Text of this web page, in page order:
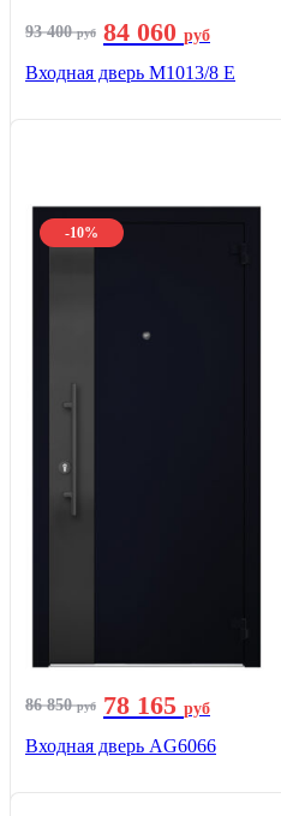
93 400руб 84 060 руб
Входная дверь М1013/8 E
-10%
86 850руб 78 165 руб
Входная дверь AG6066